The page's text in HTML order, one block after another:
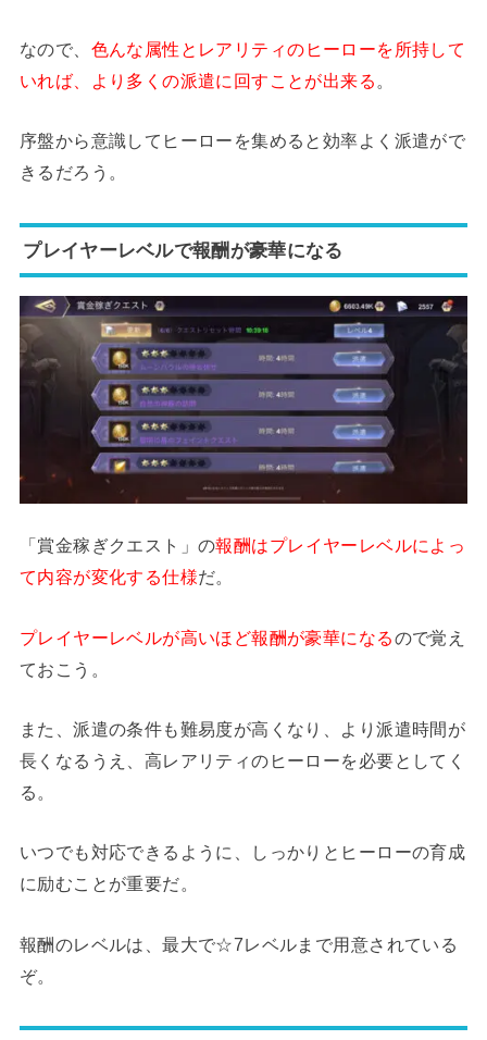
なので、 色んな属性とレアリティのヒーローを所持して
いれば、より多くの派遣に回すことが出来る 。
序盤から意識してヒーローを集めると効率よく派遣がで
きるだろう。
プレイヤーレベルで報酬が豪華になる
「賞金稼ぎクエスト」の報酬はプレイヤーレベルによっ
て内容が変化する仕様だ。
プレイヤーレベルが高いほど報酬が豪華になるので覚え
ておこう。
また、派遣の条件も難易度が高くなり、より派遣時間が
長くなるうえ、高レアリティのヒーローを必要としてく
る。
いつでも対応できるように、しっかりとヒーローの育成
に励むことが重要だ。
報酬のレベルは、最大で☆7レベルまで用意されている
ぞ。